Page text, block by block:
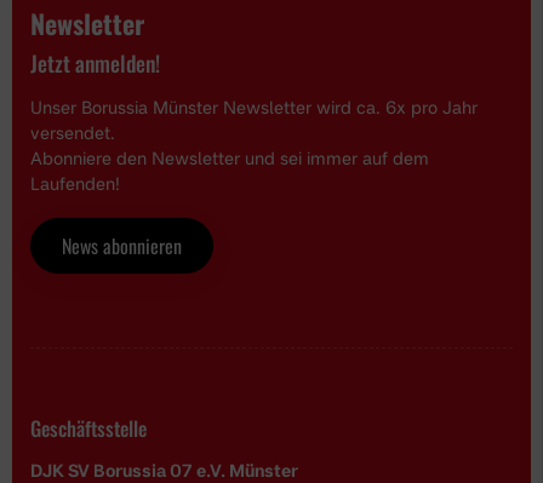
Newsletter
Jetzt anmelden!
Unser Borussia Münster Newsletter wird ca. 6x pro Jahr
versendet.
Abonniere den Newsletter und sei immer auf dem
Laufenden!
News abonnieren
Geschäftsstelle
DJK SV Borussia 07 e.V. Münster